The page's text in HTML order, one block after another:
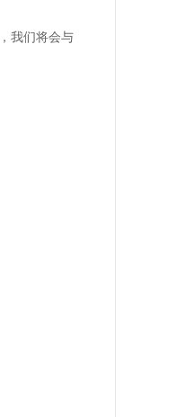
我们将会与